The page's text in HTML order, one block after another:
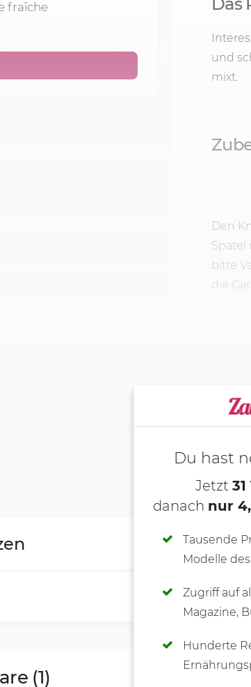
und
mixt.
Den
Spatel
bitte
die
fraîche
Du hast
Jetzt
danach nur
Tausende
Modelle
Zugriff auf
Magazine,
Hunderte
(1)